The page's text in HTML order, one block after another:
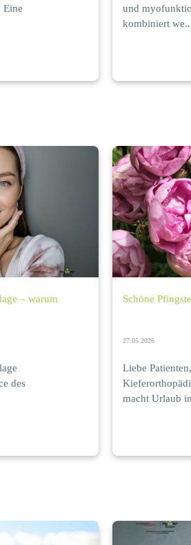
Eine
und
kombiniert
– warum
des
Schöne
27.05.2026
Liebe
macht Urlaub